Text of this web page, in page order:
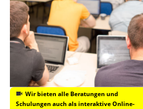
Wir bieten alle Beratungen und
Schulungen auch als interaktive Online-